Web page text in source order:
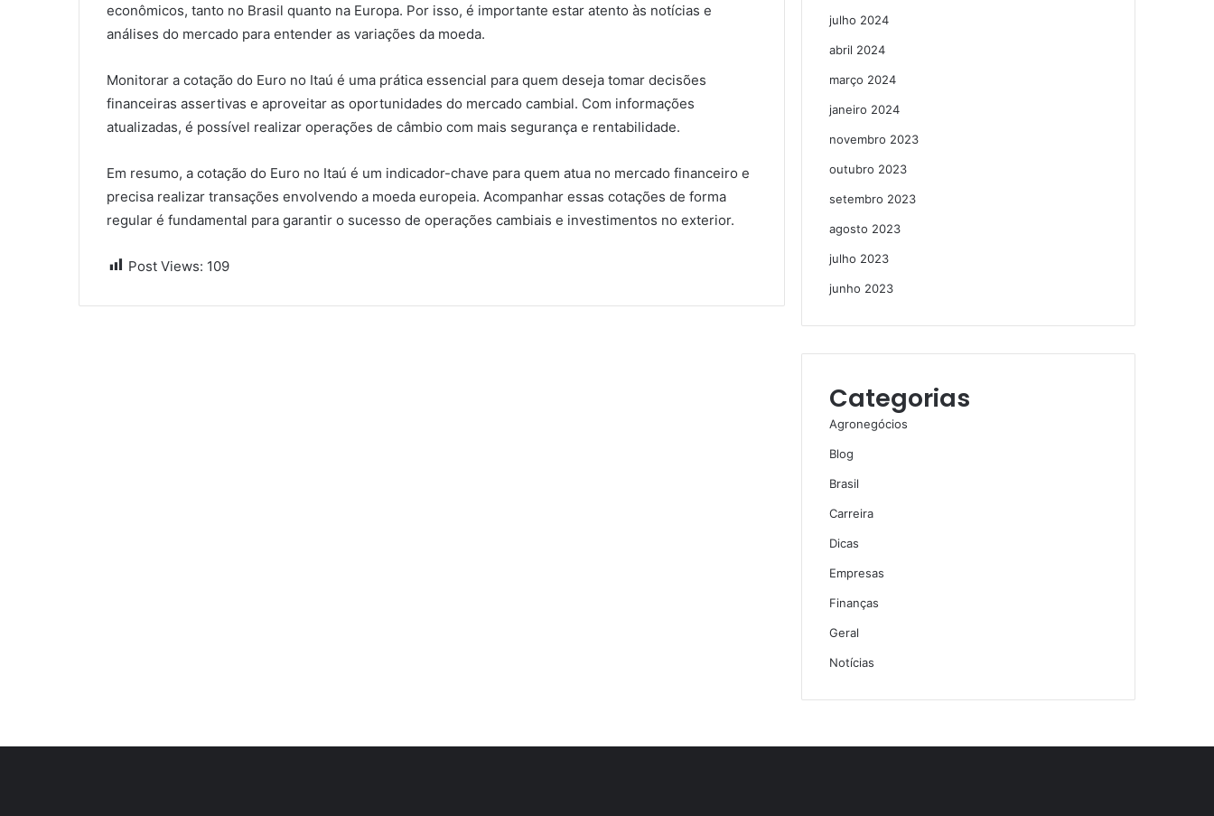
econômicos, tanto no Brasil quanto na Europa. Por isso, é importante estar atento às notícias e
análises do mercado para entender as variações da moeda.
Monitorar a cotação do Euro no Itaú é uma prática essencial para quem deseja tomar decisões
financeiras assertivas e aproveitar as oportunidades do mercado cambial. Com informações
atualizadas, é possível realizar operações de câmbio com mais segurança e rentabilidade.
Em resumo, a cotação do Euro no Itaú é um indicador-chave para quem atua no mercado financeiro e
precisa realizar transações envolvendo a moeda europeia. Acompanhar essas cotações de forma
regular é fundamental para garantir o sucesso de operações cambiais e investimentos no exterior.
Post Views: 109
julho 2024
abril 2024
março 2024
janeiro 2024
novembro 2023
outubro 2023
setembro 2023
agosto 2023
julho 2023
junho 2023
Categorias
Agronegócios
Blog
Brasil
Carreira
Dicas
Empresas
Finanças
Geral
Notícias